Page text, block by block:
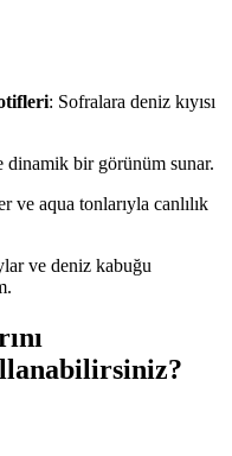
: Sofralara deniz kıyısı
dinamik bir görünüm sunar.
ve aqua tonlarıyla canlılık
ve deniz kabuğu